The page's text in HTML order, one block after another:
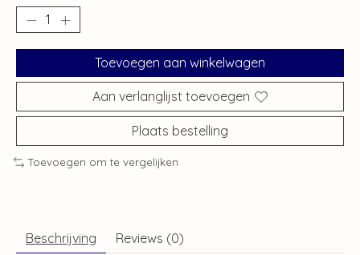
Toevoegen aan winkelwagen
Aan verlanglijst toevoegen
Plaats bestelling
Toevoegen om te vergelijken
Beschrijving Reviews (0)